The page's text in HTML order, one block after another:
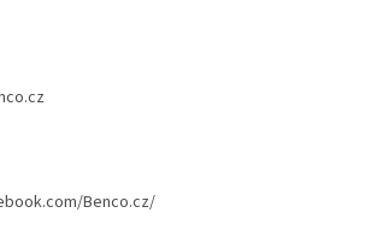
Benco.cz/